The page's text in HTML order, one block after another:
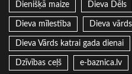
Dienišķā maize Dieva Dēls
Dieva mīlestība Dieva vārds
Dieva Vārds katrai gada dienai
Dzīvības ceļš e-baznica.lv